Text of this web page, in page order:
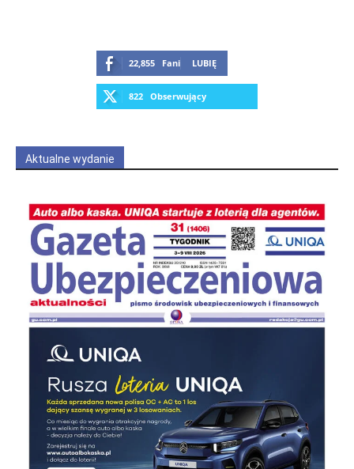
22,855 Fani LUBIĘ
822 Obserwujący
Aktualne wydanie